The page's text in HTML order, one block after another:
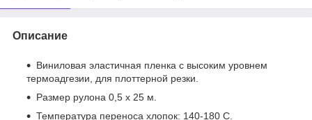
Описание
Виниловая эластичная пленка с высоким уровнем
термоадгезии, для плоттерной резки.
Размер рулона 0,5 х 25 м.
Температура переноса хлопок: 140-180 С.